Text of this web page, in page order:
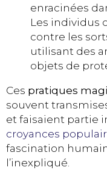
enracinées
Les individus
contre les
utilisant des
objets de
Ces pratiques
souvent
et faisaient partie
croyances
fascination
l’inexpliqué.